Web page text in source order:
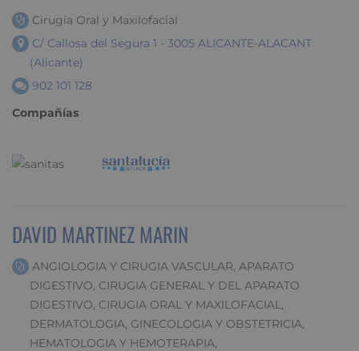
Cirugía Oral y Maxilofacial
C/ Callosa del Segura 1 - 3005 ALICANTE-ALACANT
(Alicante)
902 101 128
Compañías
DAVID MARTINEZ MARIN
ANGIOLOGIA Y CIRUGIA VASCULAR, APARATO
DIGESTIVO, CIRUGIA GENERAL Y DEL APARATO
DIGESTIVO, CIRUGIA ORAL Y MAXILOFACIAL,
DERMATOLOGIA, GINECOLOGIA Y OBSTETRICIA,
HEMATOLOGIA Y HEMOTERAPIA,